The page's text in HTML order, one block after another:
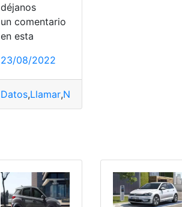
Opciones
déjanos
un comentario
en esta
23/08/2022
Datos,Llamar,NúmeroPrivado